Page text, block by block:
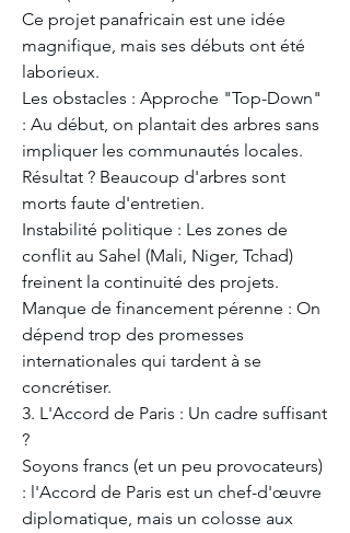
​Ce projet panafricain est une idée
magnifique, mais ses débuts ont été
laborieux.
​Les obstacles : Approche "Top-Down"
: Au début, on plantait des arbres sans
impliquer les communautés locales.
Résultat ? Beaucoup d'arbres sont
morts faute d'entretien.
​Instabilité politique : Les zones de
conflit au Sahel (Mali, Niger, Tchad)
freinent la continuité des projets.
​Manque de financement pérenne : On
dépend trop des promesses
internationales qui tardent à se
concrétiser.
​3. L'Accord de Paris : Un cadre suffisant
?
​Soyons francs (et un peu provocateurs)
: l'Accord de Paris est un chef-d'œuvre
diplomatique, mais un colosse aux